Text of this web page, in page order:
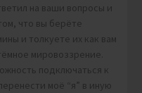
на ваши вопросы и
что вы берёте
и толкуете их как вам
мировоззрение.
подключаться к
моё “я” в иную